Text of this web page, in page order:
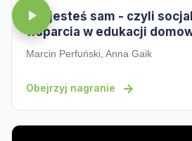
Nie jesteś sam - czyli
wsparcia w edukacji
Marcin Perfuński, Anna Gaik
Obejrzyj nagranie